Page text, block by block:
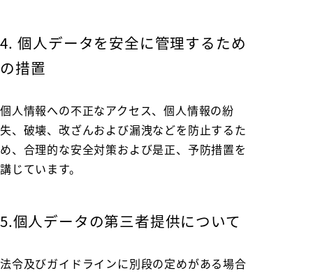
4. 個人データを安全に管理するため
の措置
個人情報への不正なアクセス、個人情報の紛
失、破壊、改ざんおよび漏洩などを防止するた
め、合理的な安全対策および是正、予防措置を
講じています。
5.個人データの第三者提供について
法令及びガイドラインに別段の定めがある場合